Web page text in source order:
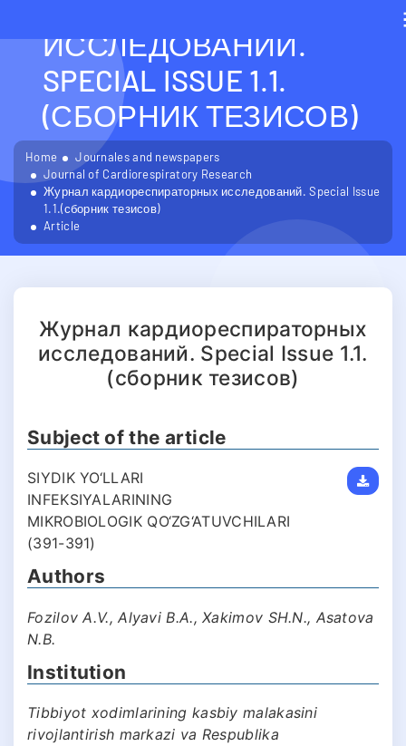
ИССЛЕДОВАНИЙ.
SPECIAL ISSUE 1.1.
(СБОРНИК ТЕЗИСОВ)
Home
Journales and newspapers
Journal of Cardiorespiratory Research
Журнал кардиореспираторных исследований. Special Issue
1.1.(сборник тезисов)
Article
Журнал кардиореспираторных
исследований. Special Issue 1.1.
(сборник тезисов)
Subject of the article
SIYDIK YO‘LLARI
INFEKSIYALARINING
MIKROBIOLOGIK QO‘ZG‘ATUVCHILARI
(391-391)
Authors
Fozilov A.V., Alyavi B.A., Xakimov SH.N., Asatova
N.B.
Institution
Tibbiyot xodimlarining kasbiy malakasini
rivojlantirish markazi va Respublika